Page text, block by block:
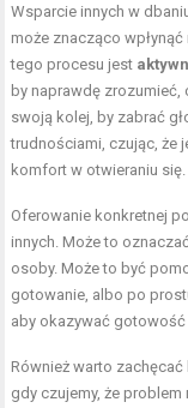
Wsparcie innych w
może znacząco
tego procesu jest
by naprawdę zrozumieć,
swoją kolej, by zabrać
trudnościami, czując, że
komfort w otwieraniu się.
Oferowanie konkretnej
innych. Może to
osoby. Może to być
gotowanie, albo po
aby okazywać
Również warto
gdy czujemy, że